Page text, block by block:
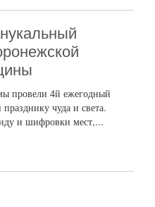
провели 4й ежегодный
чуда и света.
и шифровки мест,...